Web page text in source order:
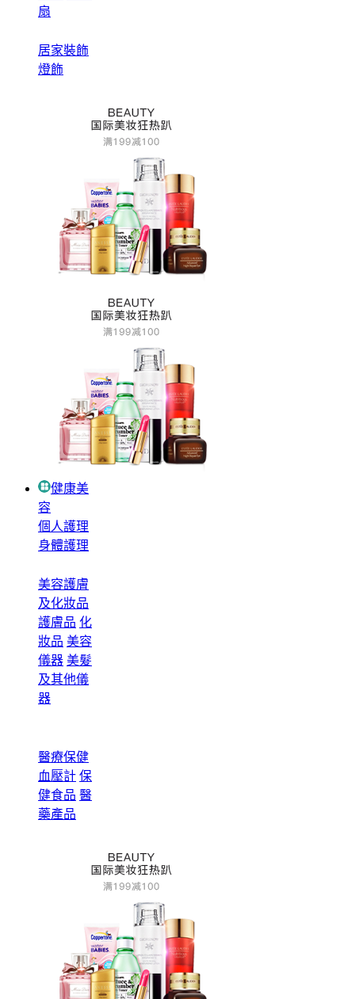
扇
居家裝飾
燈飾
健康美
容
個人護理
身體護理
美容護膚
及化妝品
護膚品 化
妝品 美容
儀器 美髮
及其他儀
器
醫療保健
血壓計 保
健食品 醫
藥產品